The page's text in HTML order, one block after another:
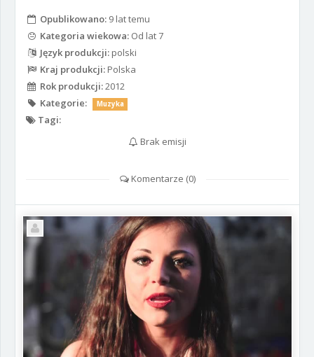
Opublikowano: 9 lat temu
Kategoria wiekowa:Od lat 7
Język produkcji:polski
Kraj produkcji:Polska
Rok produkcji:2012
Kategorie:
Muzyka
Tagi:
Brak emisji
Komentarze (0)